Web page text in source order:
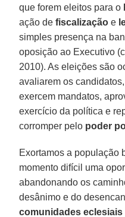
que forem eleitos para o
ação defiscalização e
simples presença na
oposição ao Executivo
2010). As eleições são
avaliarem os
exercem mandatos,
exercício da política e
corromper pelo poder
Exortamos a população
momento difícil uma
abandonando os
desânimo e do
comunidades eclesiais